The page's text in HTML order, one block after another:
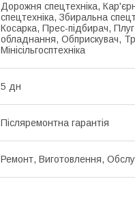
Дорожня спецтехніка,
спецтехніка, Збиральна
Косарка, Прес-підбирач,
обладнання, Обприскувач,
Мінісільгосптехніка
5 дн
Післяремонтна гарантія
Ремонт, Виготовлення,